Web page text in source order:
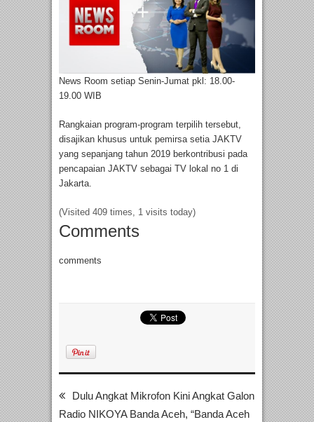
News Room setiap Senin-Jumat pkl: 18.00-
19.00 WIB
Rangkaian program-program terpilih tersebut,
disajikan khusus untuk pemirsa setia JAKTV
yang sepanjang tahun 2019 berkontribusi pada
pencapaian JAKTV sebagai TV lokal no 1 di
Jakarta.
(Visited 409 times, 1 visits today)
Comments
comments
Dulu Angkat Mikrofon Kini Angkat Galon
Radio NIKOYA Banda Aceh, “Banda Aceh